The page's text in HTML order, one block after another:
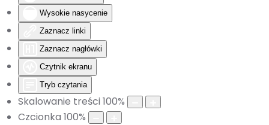
Wysokie nasycenie
Zaznacz linki
Zaznacz nagłówki
Czytnik ekranu
Tryb czytania
Skalowanie treści 100%
Czcionka 100%